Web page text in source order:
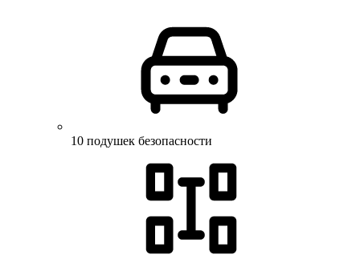
10 подушек безопасности